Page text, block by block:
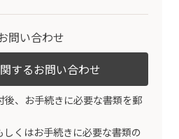
問い合わせ
するお問い合わせ
後、お手続きに必要な書類を郵
くはお手続きに必要な書類の